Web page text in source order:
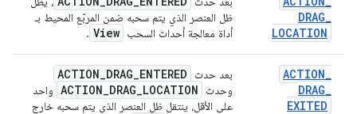
DRAG_
LOCATION
ظل العنصر الذي يتم سحبه ضمن المربّع المحيط بـ
أداة معالجة أحداث السحب View
.
ACTION_
DRAG_
EXITED
بعد حدث ACTION_DRAG_ENTERED
وحدث ACTION_DRAG_LOCATION
واحد
على الأقل، ينتقل ظل العنصر الذي يتم سحبه خارج